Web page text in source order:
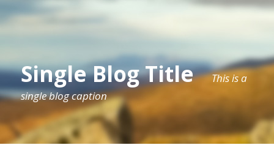
Single Blog Title
This is a
single blog caption